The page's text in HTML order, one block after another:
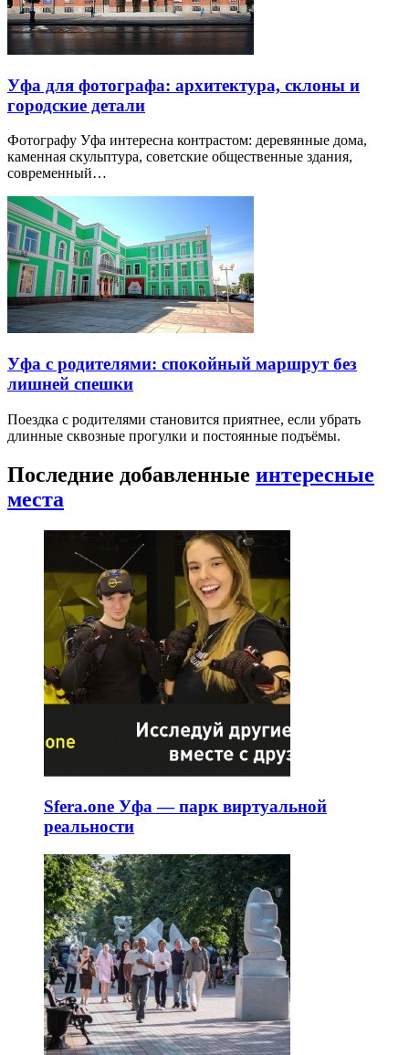
Уфа для фотографа: архитектура, склоны и
городские детали
Фотографу Уфа интересна контрастом: деревянные дома,
каменная скульптура, советские общественные здания,
современный…
Уфа с родителями: спокойный маршрут без
лишней спешки
Поездка с родителями становится приятнее, если убрать
длинные сквозные прогулки и постоянные подъёмы.
Последние добавленные интересные
места
Sfera.one Уфа — парк виртуальной
реальности